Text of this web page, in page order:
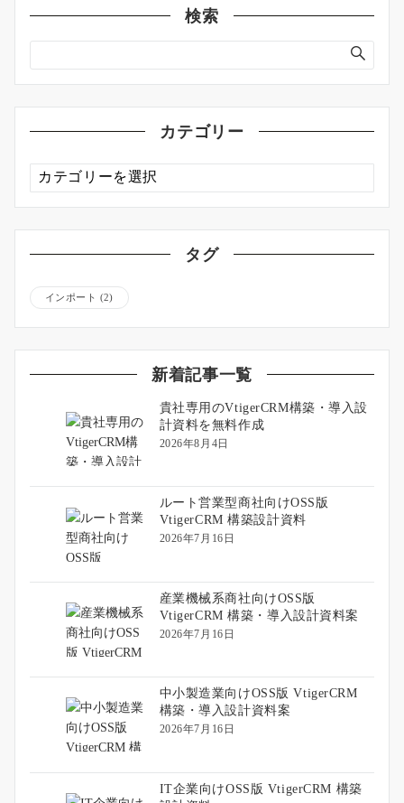
検索
カテゴリー
カ
テ
ゴ
タグ
インポート (2)
新着記事一覧
貴社専用のVtigerCRM構築・導入設
計資料を無料作成
2026年8月4日
ルート営業型商社向けOSS版
VtigerCRM 構築設計資料
2026年7月16日
産業機械系商社向けOSS版
VtigerCRM 構築・導入設計資料案
2026年7月16日
中小製造業向けOSS版 VtigerCRM
構築・導入設計資料案
2026年7月16日
IT企業向けOSS版 VtigerCRM 構築